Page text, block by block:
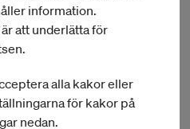
information.
att underlätta för
alla kakor eller
för kakor på
nedan.